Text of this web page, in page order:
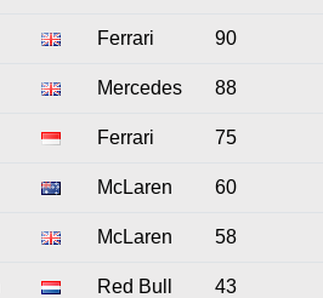
Ferrari 90
Mercedes 88
Ferrari 75
McLaren 60
McLaren 58
Red Bull 43